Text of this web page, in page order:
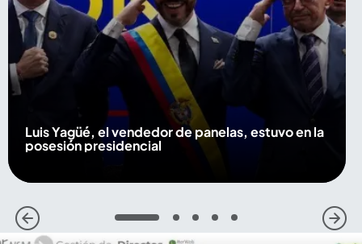
Luis Yagüé, el vendedor de panelas, estuvo en la
posesión presidencial
1 2 3 4 5